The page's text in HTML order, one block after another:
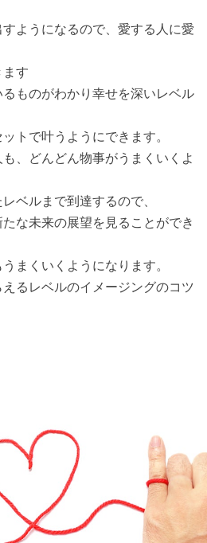
ようになるので、愛する人に愛
ます
ものがわかり幸せを深いレベル
トで叶うようにできます。
、どんどん物事がうまくいくよ
ベルまで到達するので、
な未来の展望を見ることができ
まくいくようになります。
るレベルのイメージングのコツ